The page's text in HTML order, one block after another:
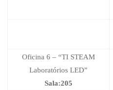
Oficina 6 – “TI STEAM
Laboratórios LED”
Sala:205